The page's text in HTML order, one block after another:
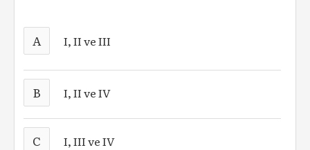
A I, II ve III
B I, II ve IV
C I, III ve IV